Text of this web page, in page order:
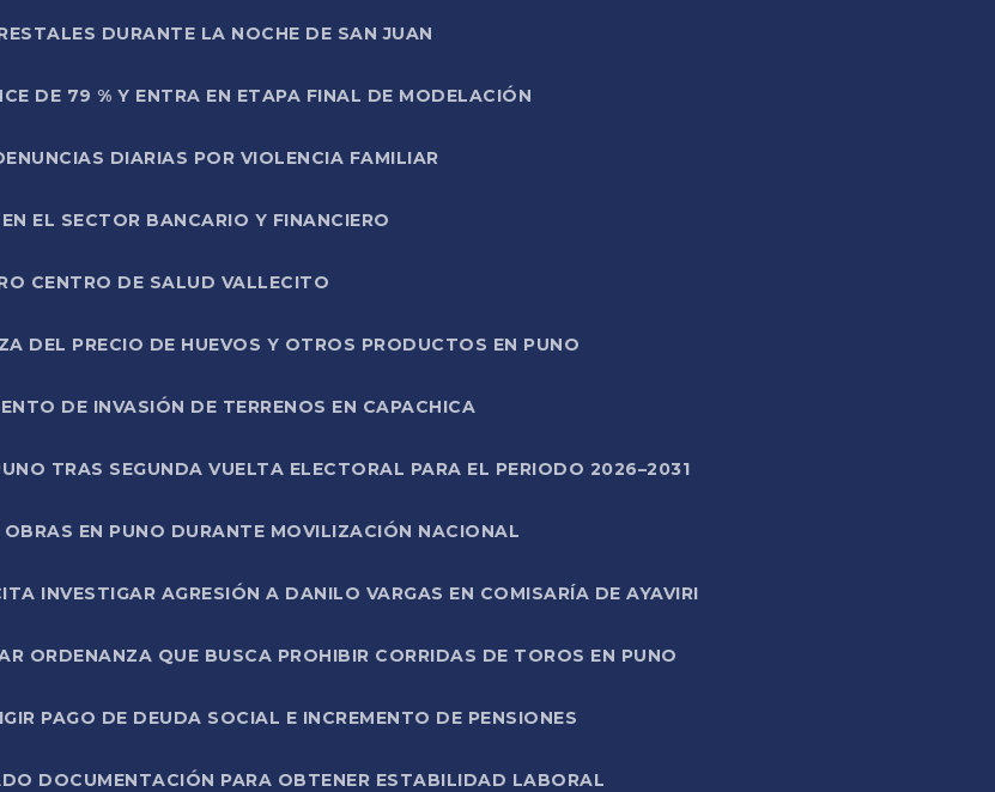
DURANTE LA NOCHE DE SAN JUAN
DE 79 % Y ENTRA EN ETAPA FINAL DE MODELACIÓN
DIARIAS POR VIOLENCIA FAMILIAR
EL SECTOR BANCARIO Y FINANCIERO
CENTRO DE SALUD VALLECITO
DEL PRECIO DE HUEVOS Y OTROS PRODUCTOS EN PUNO
DE INVASIÓN DE TERRENOS EN CAPACHICA
TRAS SEGUNDA VUELTA ELECTORAL PARA EL PERIODO 2026–2031
EN PUNO DURANTE MOVILIZACIÓN NACIONAL
INVESTIGAR AGRESIÓN A DANILO VARGAS EN COMISARÍA DE AYAVIRI
ORDENANZA QUE BUSCA PROHIBIR CORRIDAS DE TOROS EN PUNO
PAGO DE DEUDA SOCIAL E INCREMENTO DE PENSIONES
DOCUMENTACIÓN PARA OBTENER ESTABILIDAD LABORAL